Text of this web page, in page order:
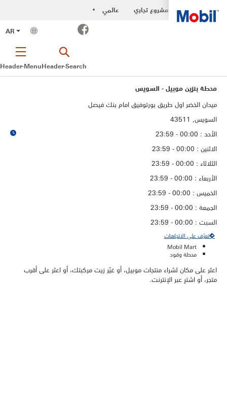
مشروع تجاري •
عالمي
AR
Facebook
Header-MenuHeader-Search
محطة بنزين موبيل - السويس
ميدان الخضر اول طريق بورتوفيق امام بنك فيصل
السويس, 43511
الأحد : 00:00 - 23:59
الاثنين : 00:00 - 23:59
الثلاثاء : 00:00 - 23:59
الأربعاء : 00:00 - 23:59
الخميس : 00:00 - 23:59
الجمعة : 00:00 - 23:59
السبت : 00:00 - 23:59
تعرّف على الاتجاهات
Mobil Mart
محطة وقود
اعثر على مكان لشراء منتجات موبيل، أو غيّر زيت مركبتك، أو اعثر على أقرب
متجر، أو اشترِ عبر الإنترنت.